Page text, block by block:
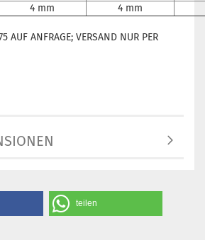
4 mm 4 mm
AUF ANFRAGE; VERSAND NUR PER
teilen